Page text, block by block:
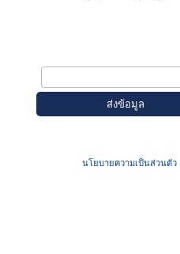
นโยบายความเป็นส่วนตัว